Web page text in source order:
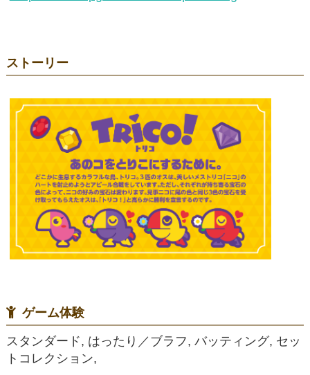
ストーリー
ゲーム体験
スタンダード, はったり／ブラフ, バッティング, セッ
トコレクション,